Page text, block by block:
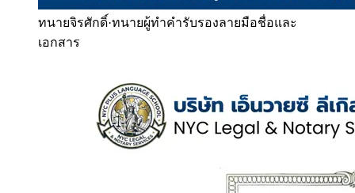
ทนายจิรศักดิ์·ทนายผู้ทำคำรับรองลายมือชื่อและ
เอกสาร